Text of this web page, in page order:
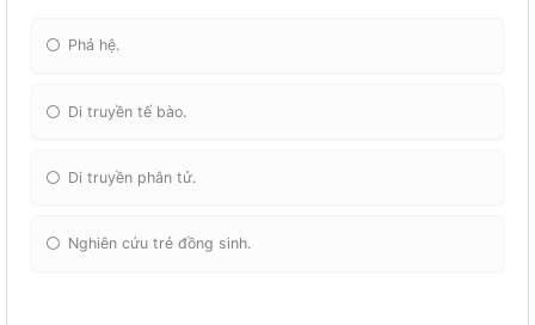
Phả hệ.
Di truyền tế bào.
Di truyền phân tử.
Nghiên cứu trẻ đồng sinh.